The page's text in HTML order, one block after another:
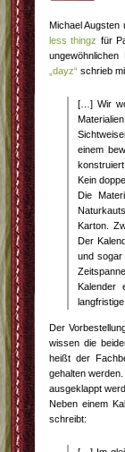
Michael Augsten
less thingz für
„dayz“ schrieb
[…] Wir
einem
Kein
Die
Karton.
Der
und sogar
Kalender
Der
wissen die
heißt der
gehalten
ausgeklappt
Neben einem
schreibt: